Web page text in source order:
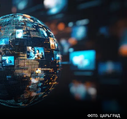
ФОТО: ЦАРЬГРАД